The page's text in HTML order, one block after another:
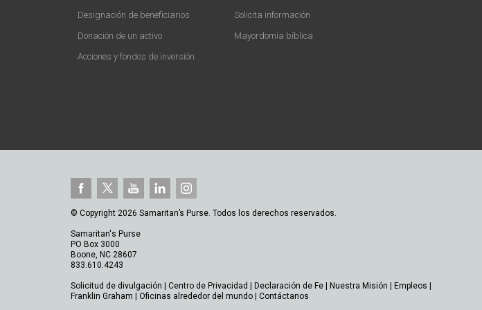
Designación de beneficiarios
Donación de un activo
Acciones y fondos de inversión
Solicita información
Mayordomía bíblica
© Copyright 2026 Samaritan’s Purse. Todos los derechos reservados.
Samaritan's Purse
PO Box 3000
Boone, NC 28607
833.610.4243
Solicitud de divulgación Centro de Privacidad Declaración de Fe Nuestra Misión Empleos
Franklin Graham
Oficinas alrededor del mundo Contáctanos